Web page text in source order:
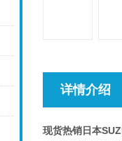
详情介绍
现货热销日本